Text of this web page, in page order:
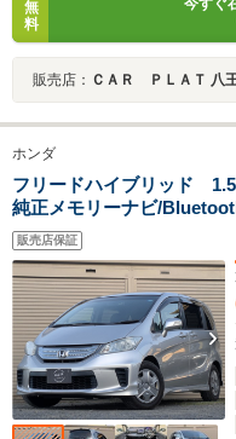
無
料
今すぐ
販売店： ＣＡＲ ＰＬＡＴ 八
ホンダ
フリードハイブリッド
純正メモリーナビ/
メラ
販売店保証